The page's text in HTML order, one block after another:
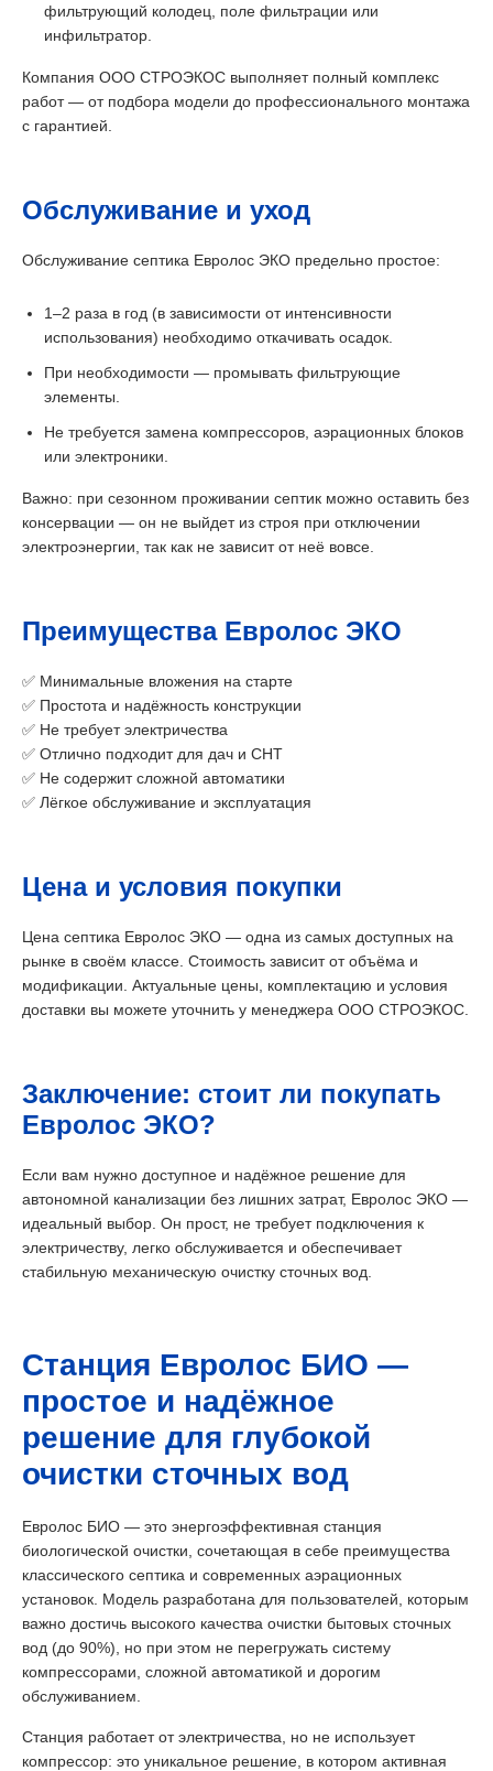
фильтрующий колодец, поле фильтрации или
инфильтратор.
Компания ООО СТРОЭКОС выполняет полный комплекс
работ — от подбора модели до профессионального монтажа
с гарантией.
Обслуживание и уход
Обслуживание септика Евролос ЭКО предельно простое:
1–2 раза в год (в зависимости от интенсивности
использования) необходимо откачивать осадок.
При необходимости — промывать фильтрующие
элементы.
Не требуется замена компрессоров, аэрационных блоков
или электроники.
Важно: при сезонном проживании септик можно оставить без
консервации — он не выйдет из строя при отключении
электроэнергии, так как не зависит от неё вовсе.
Преимущества Евролос ЭКО
✅ Минимальные вложения на старте
✅ Простота и надёжность конструкции
✅ Не требует электричества
✅ Отлично подходит для дач и СНТ
✅ Не содержит сложной автоматики
✅ Лёгкое обслуживание и эксплуатация
Цена и условия покупки
Цена септика Евролос ЭКО — одна из самых доступных на
рынке в своём классе. Стоимость зависит от объёма и
модификации. Актуальные цены, комплектацию и условия
доставки вы можете уточнить у менеджера ООО СТРОЭКОС.
Заключение: стоит ли покупать
Евролос ЭКО?
Если вам нужно доступное и надёжное решение для
автономной канализации без лишних затрат, Евролос ЭКО —
идеальный выбор. Он прост, не требует подключения к
электричеству, легко обслуживается и обеспечивает
стабильную механическую очистку сточных вод.
Станция Евролос БИО —
простое и надёжное
решение для глубокой
очистки сточных вод
Евролос БИО — это энергоэффективная станция
биологической очистки, сочетающая в себе преимущества
классического септика и современных аэрационных
установок. Модель разработана для пользователей, которым
важно достичь высокого качества очистки бытовых сточных
вод (до 90%), но при этом не перегружать систему
компрессорами, сложной автоматикой и дорогим
обслуживанием.
Станция работает от электричества, но не использует
компрессор: это уникальное решение, в котором активная